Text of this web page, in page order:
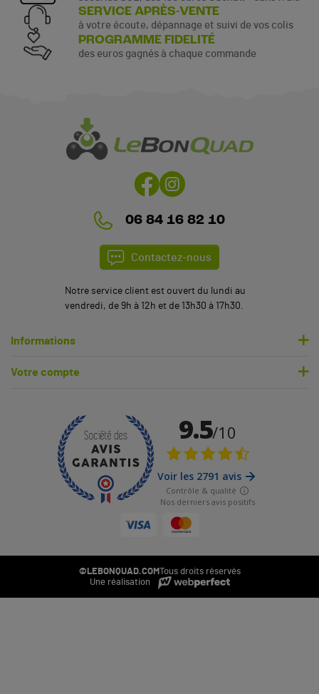
SERVICE APRÈS-VENTE
à votre écoute, dépannage et suivi de vos colis
PROGRAMME FIDELITÉ
des euros gagnés à chaque commande
06 84 16 82 10
Contactez-nous
Notre service client est ouvert du lundi au
vendredi, de 9h à 12h et de 13h30 à 17h30.
Informations
Votre compte
©LEBONQUAD.COM
Tous droits réservés
Une réalisation